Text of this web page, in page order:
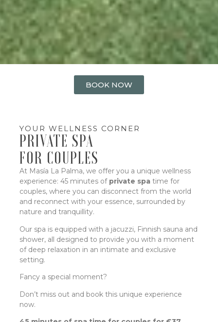
BOOK NOW
YOUR WELLNESS CORNER
PRIVATE SPA
FOR COUPLES
At Masía La Palma, we offer you a unique wellness
experience: 45 minutes of private spa time for
couples, where you can disconnect from the world
and reconnect with your essence, surrounded by
nature and tranquillity.
Our spa is equipped with a jacuzzi, Finnish sauna and
shower, all designed to provide you with a moment
of deep relaxation in an intimate and exclusive
setting.
Fancy a special moment?
Don’t miss out and book this unique experience
now.